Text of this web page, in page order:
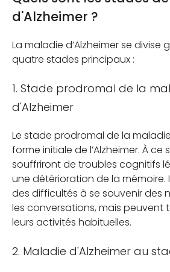
d'Alzheimer ?
La maladie d’Alzheimer se divise
quatre stades principaux :
1. Stade prodromal de la
d'Alzheimer
Le stade prodromal de la
forme initiale de l’Alzheimer. À
souffriront de troubles cognitifs
une détérioration de la mémoire.
des difficultés à se souvenir des
les conversations, mais peuvent
leurs activités habituelles.
2. Maladie d'Alzheimer au